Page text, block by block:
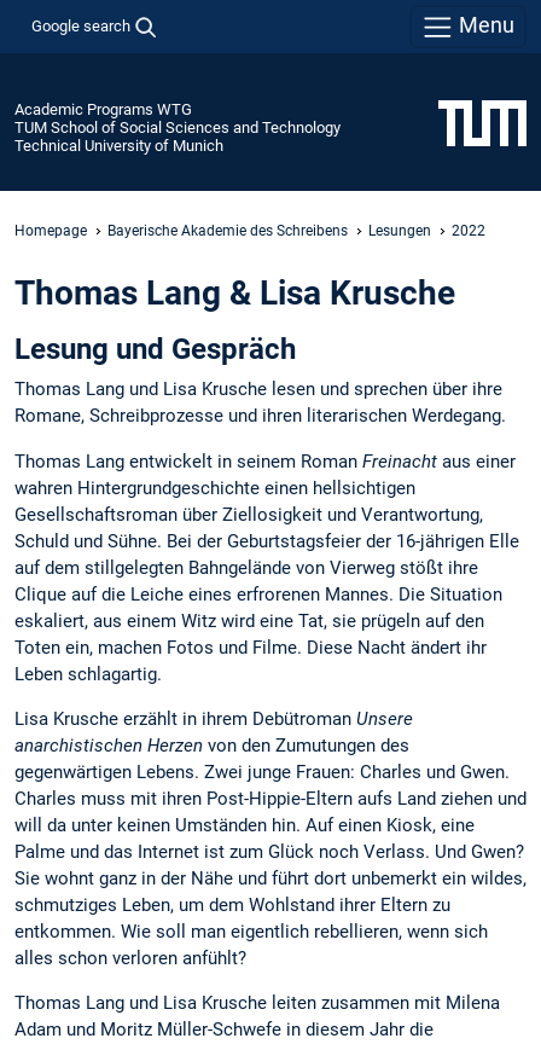
Google search Menu
Academic Programs WTG
TUM School of Social Sciences and Technology
Technical University of Munich
Homepage Bayerische Akademie des Schreibens Lesungen 2022
Thomas Lang & Lisa Krusche
Lesung und Gespräch
Thomas Lang und Lisa Krusche lesen und sprechen über ihre
Romane, Schreibprozesse und ihren literarischen Werdegang.
Thomas Lang entwickelt in seinem Roman Freinacht aus einer
wahren Hintergrundgeschichte einen hellsichtigen
Gesellschaftsroman über Ziellosigkeit und Verantwortung,
Schuld und Sühne. Bei der Geburtstagsfeier der 16-jährigen Elle
auf dem stillgelegten Bahngelände von Vierweg stößt ihre
Clique auf die Leiche eines erfrorenen Mannes. Die Situation
eskaliert, aus einem Witz wird eine Tat, sie prügeln auf den
Toten ein, machen Fotos und Filme. Diese Nacht ändert ihr
Leben schlagartig.
Lisa Krusche erzählt in ihrem Debütroman Unsere
anarchistischen Herzen von den Zumutungen des
gegenwärtigen Lebens. Zwei junge Frauen: Charles und Gwen.
Charles muss mit ihren Post-Hippie-Eltern aufs Land ziehen und
will da unter keinen Umständen hin. Auf einen Kiosk, eine
Palme und das Internet ist zum Glück noch Verlass. Und Gwen?
Sie wohnt ganz in der Nähe und führt dort unbemerkt ein wildes,
schmutziges Leben, um dem Wohlstand ihrer Eltern zu
entkommen. Wie soll man eigentlich rebellieren, wenn sich
alles schon verloren anfühlt?
Thomas Lang und Lisa Krusche leiten zusammen mit Milena
Adam und Moritz Müller-Schwefe in diesem Jahr die